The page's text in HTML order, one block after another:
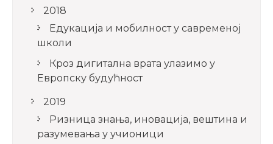
2018
Едукација и мобилност у савременој
школи
Кроз дигитална врата улазимо у
Европску будућност
2019
Ризница знања, иновација, вештина и
разумевања у учионици